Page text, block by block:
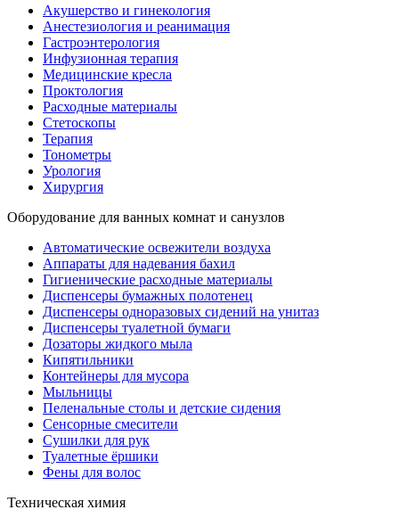
Акушерство и гинекология
Анестезиология и реанимация
Гастроэнтерология
Инфузионная терапия
Медицинские кресла
Проктология
Расходные материалы
Стетоскопы
Терапия
Тонометры
Урология
Хирургия
Оборудование для ванных комнат и санузлов
Автоматические освежители воздуха
Аппараты для надевания бахил
Гигиенические расходные материалы
Диспенсеры бумажных полотенец
Диспенсеры одноразовых сидений на унитаз
Диспенсеры туалетной бумаги
Дозаторы жидкого мыла
Кипятильники
Контейнеры для мусора
Мыльницы
Пеленальные столы и детские сидения
Сенсорные смесители
Сушилки для рук
Туалетные ёршики
Фены для волос
Техническая химия